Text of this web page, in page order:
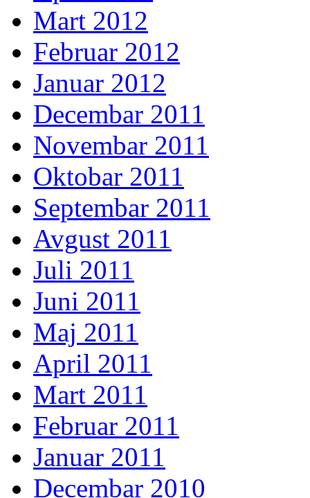
Mart 2012
Februar 2012
Januar 2012
Decembar 2011
Novembar 2011
Oktobar 2011
Septembar 2011
Avgust 2011
Juli 2011
Juni 2011
Maj 2011
April 2011
Mart 2011
Februar 2011
Januar 2011
Decembar 2010